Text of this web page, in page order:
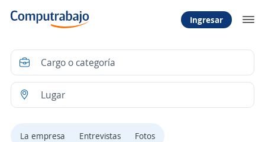
Ingresar
La empresa Entrevistas Fotos